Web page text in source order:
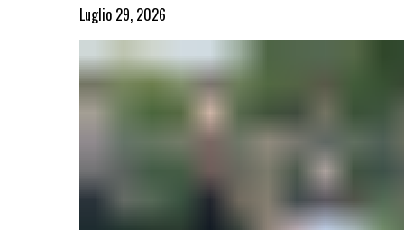
Luglio 29, 2026